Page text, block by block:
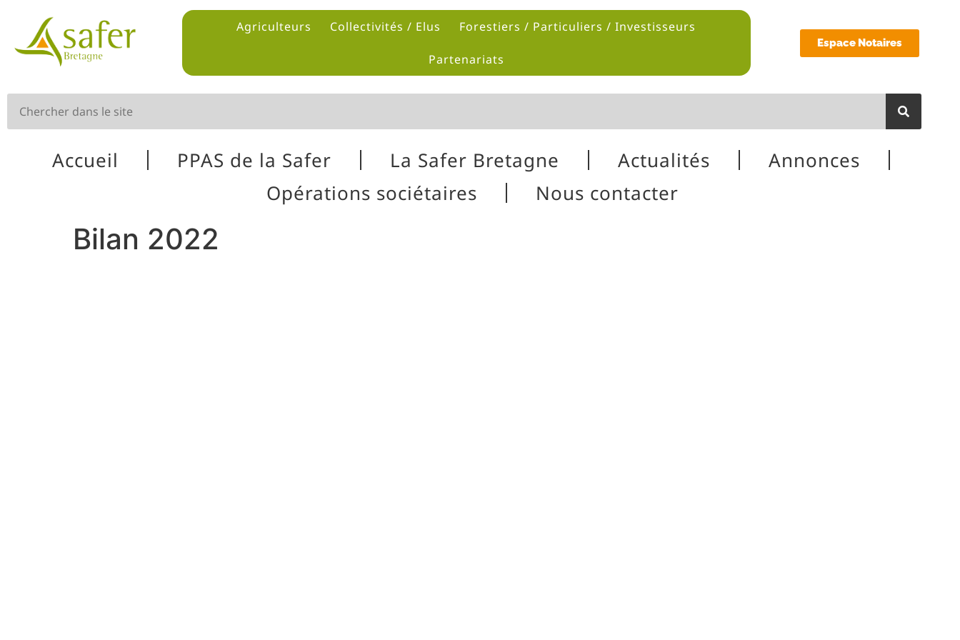
Agriculteurs Collectivités / Elus Forestiers / Particuliers / Investisseurs
Partenariats
Espace Notaires
Accueil PPAS de la Safer La Safer Bretagne Actualités
Annonces
Opérations sociétaires
Nous contacter
Bilan 2022